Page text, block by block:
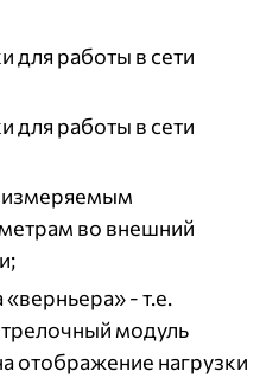
для работы в сети
для работы в сети
измеряемым
во внешний
- т.е.
модуль
отображение нагрузки